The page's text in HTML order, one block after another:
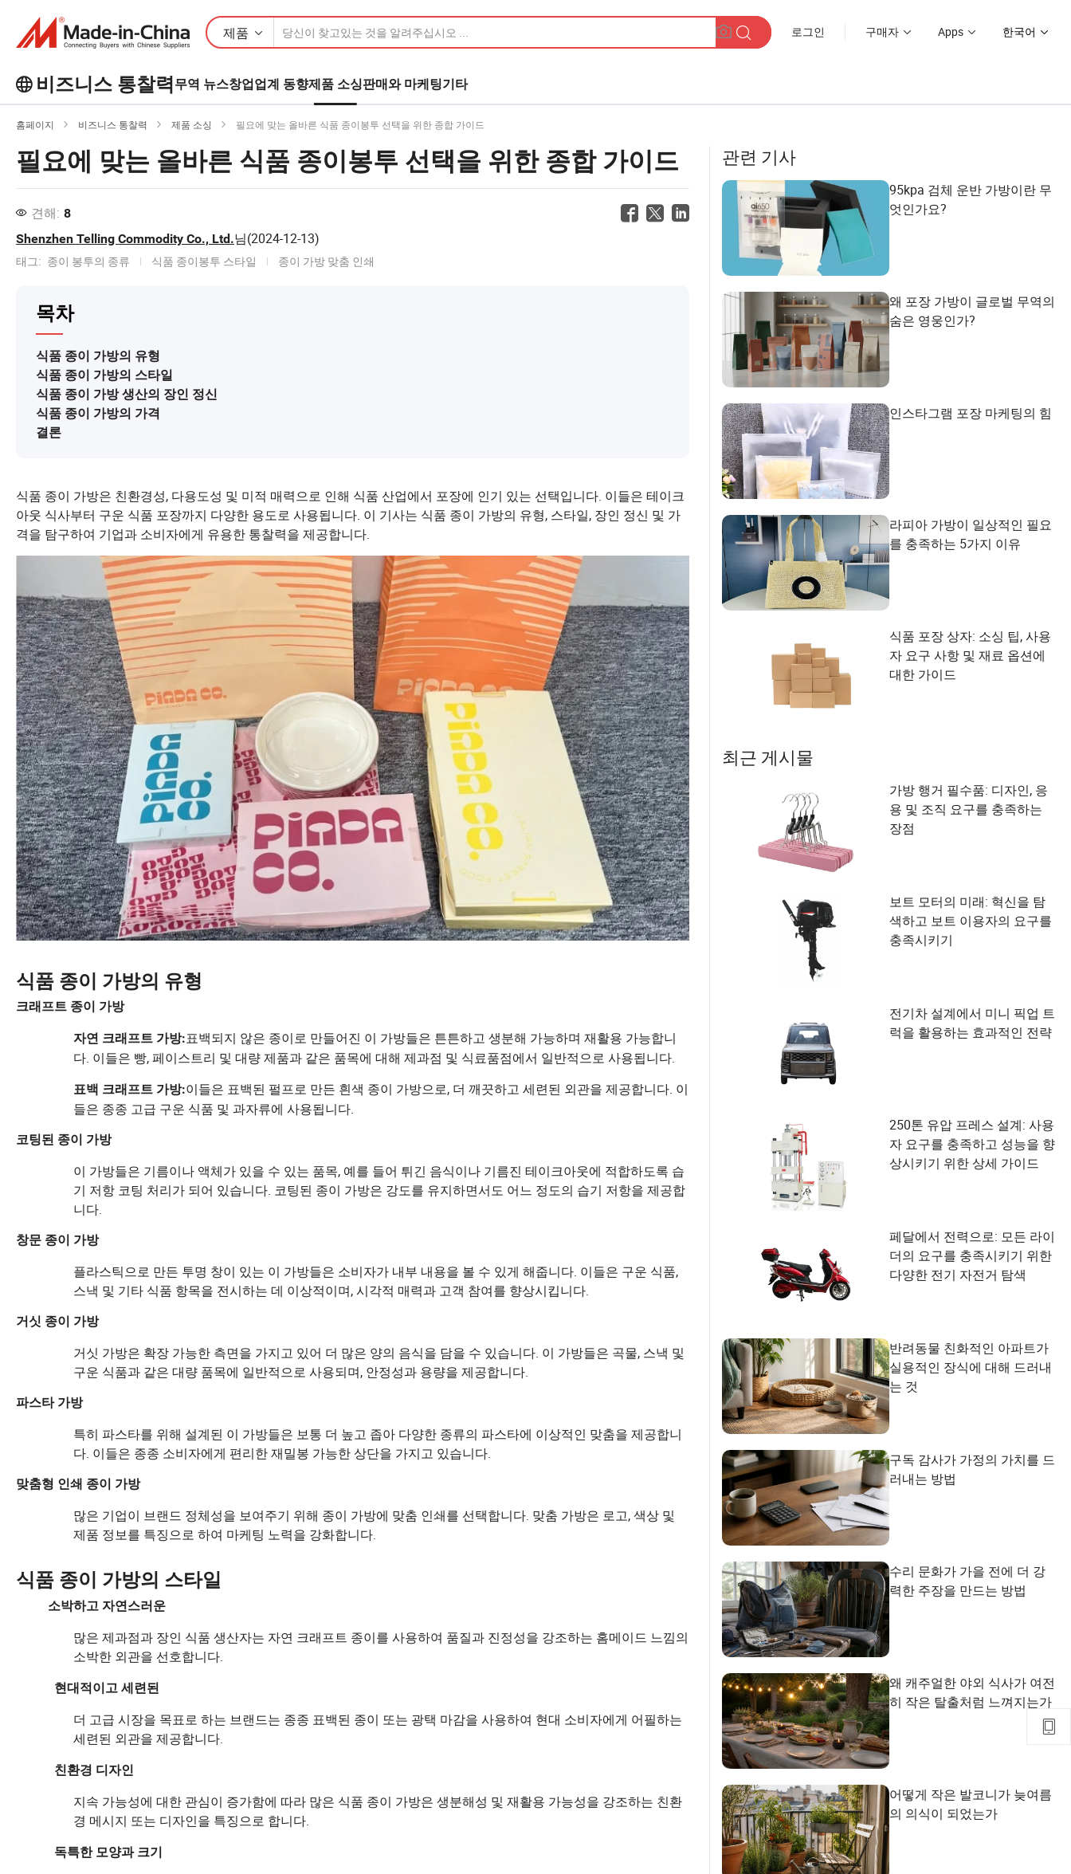
제품 로그인 구매자 Apps 한국어
비즈니스 통찰력 무역 뉴스창업업계 동향제품 소싱판매와 마케팅기타
Business Insights에서 더 많은 인기 기
더 많이보기
홈페이지 비즈니스 통찰력 제품 소싱 필요에 맞는 올바른 식품 종이봉투 선택을 위한 종합 가이드
필요에 맞는 올바른 식품 종이봉투 선택을 위한 종합 가이드
견해: 8
Shenzhen Telling Commodity Co., Ltd.님(2024-12-13)
태그: 종이 봉투의 종류 식품 종이봉투 스타일 종이 가방 맞춤 인쇄
목차
식품 종이 가방의 유형
식품 종이 가방의 스타일
식품 종이 가방 생산의 장인 정신
식품 종이 가방의 가격
결론
식품 종이 가방은 친환경성, 다용도성 및 미적 매력으로 인해 식품 산업에서 포장에 인기 있는 선택입니다. 이들은 테이크
아웃 식사부터 구운 식품 포장까지 다양한 용도로 사용됩니다. 이 기사는 식품 종이 가방의 유형, 스타일, 장인 정신 및 가
격을 탐구하여 기업과 소비자에게 유용한 통찰력을 제공합니다.
식품 종이 가방의 유형
크래프트 종이 가방
자연 크래프트 가방:표백되지 않은 종이로 만들어진 이 가방들은 튼튼하고 생분해 가능하며 재활용 가능합니
다. 이들은 빵, 페이스트리 및 대량 제품과 같은 품목에 대해 제과점 및 식료품점에서 일반적으로 사용됩니다.
표백 크래프트 가방:이들은 표백된 펄프로 만든 흰색 종이 가방으로, 더 깨끗하고 세련된 외관을 제공합니다. 이
들은 종종 고급 구운 식품 및 과자류에 사용됩니다.
코팅된 종이 가방
이 가방들은 기름이나 액체가 있을 수 있는 품목, 예를 들어 튀긴 음식이나 기름진 테이크아웃에 적합하도록 습
기 저항 코팅 처리가 되어 있습니다. 코팅된 종이 가방은 강도를 유지하면서도 어느 정도의 습기 저항을 제공합
니다.
창문 종이 가방
플라스틱으로 만든 투명 창이 있는 이 가방들은 소비자가 내부 내용을 볼 수 있게 해줍니다. 이들은 구운 식품,
스낵 및 기타 식품 항목을 전시하는 데 이상적이며, 시각적 매력과 고객 참여를 향상시킵니다.
거싯 종이 가방
거싯 가방은 확장 가능한 측면을 가지고 있어 더 많은 양의 음식을 담을 수 있습니다. 이 가방들은 곡물, 스낵 및
구운 식품과 같은 대량 품목에 일반적으로 사용되며, 안정성과 용량을 제공합니다.
파스타 가방
특히 파스타를 위해 설계된 이 가방들은 보통 더 높고 좁아 다양한 종류의 파스타에 이상적인 맞춤을 제공합니
다. 이들은 종종 소비자에게 편리한 재밀봉 가능한 상단을 가지고 있습니다.
맞춤형 인쇄 종이 가방
많은 기업이 브랜드 정체성을 보여주기 위해 종이 가방에 맞춤 인쇄를 선택합니다. 맞춤 가방은 로고, 색상 및
제품 정보를 특징으로 하여 마케팅 노력을 강화합니다.
식품 종이 가방의 스타일
소박하고 자연스러운
많은 제과점과 장인 식품 생산자는 자연 크래프트 종이를 사용하여 품질과 진정성을 강조하는 홈메이드 느낌의
소박한 외관을 선호합니다.
현대적이고 세련된
더 고급 시장을 목표로 하는 브랜드는 종종 표백된 종이 또는 광택 마감을 사용하여 현대 소비자에게 어필하는
세련된 외관을 제공합니다.
친환경 디자인
지속 가능성에 대한 관심이 증가함에 따라 많은 식품 종이 가방은 생분해성 및 재활용 가능성을 강조하는 친환
경 메시지 또는 디자인을 특징으로 합니다.
독특한 모양과 크기
관련 기사
95kpa 검체 운반 가방이란 무
엇인가요?
왜 포장 가방이 글로벌 무역의
숨은 영웅인가?
인스타그램 포장 마케팅의 힘
라피아 가방이 일상적인 필요
를 충족하는 5가지 이유
식품 포장 상자: 소싱 팁, 사용
자 요구 사항 및 재료 옵션에
대한 가이드
최근 게시물
가방 행거 필수품: 디자인, 응
용 및 조직 요구를 충족하는
장점
보트 모터의 미래: 혁신을 탐
색하고 보트 이용자의 요구를
충족시키기
전기차 설계에서 미니 픽업 트
럭을 활용하는 효과적인 전략
250톤 유압 프레스 설계: 사용
자 요구를 충족하고 성능을 향
상시키기 위한 상세 가이드
페달에서 전력으로: 모든 라이
더의 요구를 충족시키기 위한
다양한 전기 자전거 탐색
반려동물 친화적인 아파트가
실용적인 장식에 대해 드러내
는 것
구독 감사가 가정의 가치를 드
러내는 방법
수리 문화가 가을 전에 더 강
력한 주장을 만드는 방법
왜 캐주얼한 야외 식사가 여전
히 작은 탈출처럼 느껴지는가
어떻게 작은 발코니가 늦여름
의 의식이 되었는가